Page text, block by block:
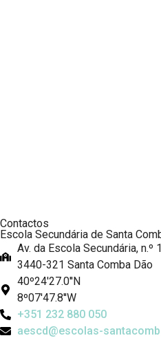
Contactos
Escola Secundária de Santa
Av. da Escola Secundária, n.º 1
3440-321 Santa Comba Dão
40º24'27.0''N
8º07'47.8''W
+351 232 880 050
aescd@escolas-